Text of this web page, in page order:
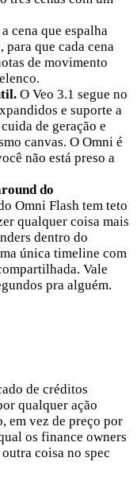
cena que espalha
que cada cena
de movimento
O Veo 3.1 segue no
e suporte a
de geração e
canvas. O Omni é
não está preso a
do
Omni Flash tem teto
qualquer coisa mais
dentro do
única timeline com
Vale
pra alguém.
de créditos
qualquer ação
em vez de preço por
os finance owners
coisa no spec